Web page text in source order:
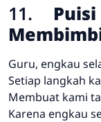
11.
Guru, engkau
Setiap langkah
Membuat kami
Karena engkau